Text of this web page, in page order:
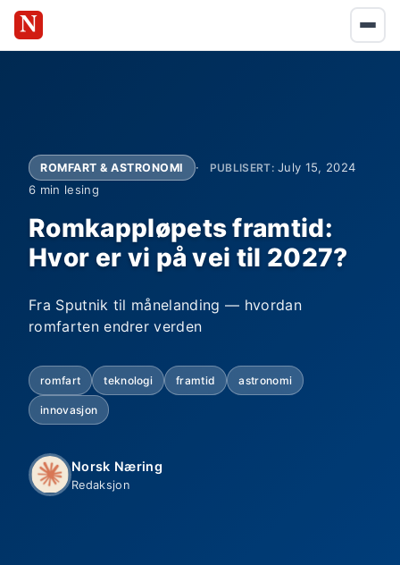
ROMFART & ASTRONOMI PUBLISERT:July 15, 2024
6 min lesing
Romkappløpets framtid:
Hvor er vi på vei til 2027?
Fra Sputnik til månelanding — hvordan
romfarten endrer verden
romfart teknologi framtid astronomi
innovasjon
Norsk Næring
Redaksjon